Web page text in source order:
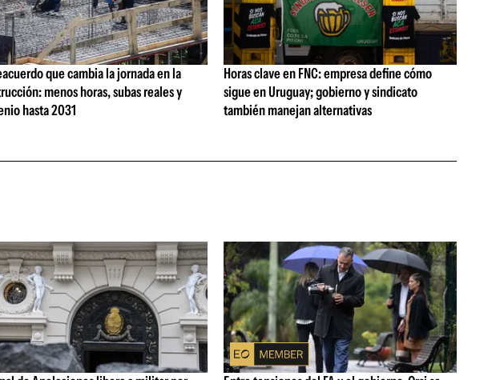
que cambia la jornada en la
menos horas, subas reales y
hasta 2031
Horas clave en FNC: empresa define cómo
sigue en Uruguay; gobierno y sindicato
también manejan alternativas